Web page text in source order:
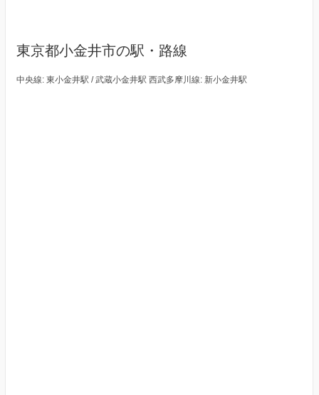
東京都小金井市の駅・路線
中央線: 東小金井駅 / 武蔵小金井駅 西武多摩川線: 新小金井駅